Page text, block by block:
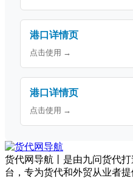
港口详情页
点击使用 →
港口详情页
点击使用 →
货代网导航丨是由九问货代
台，专为货代和外贸从业者